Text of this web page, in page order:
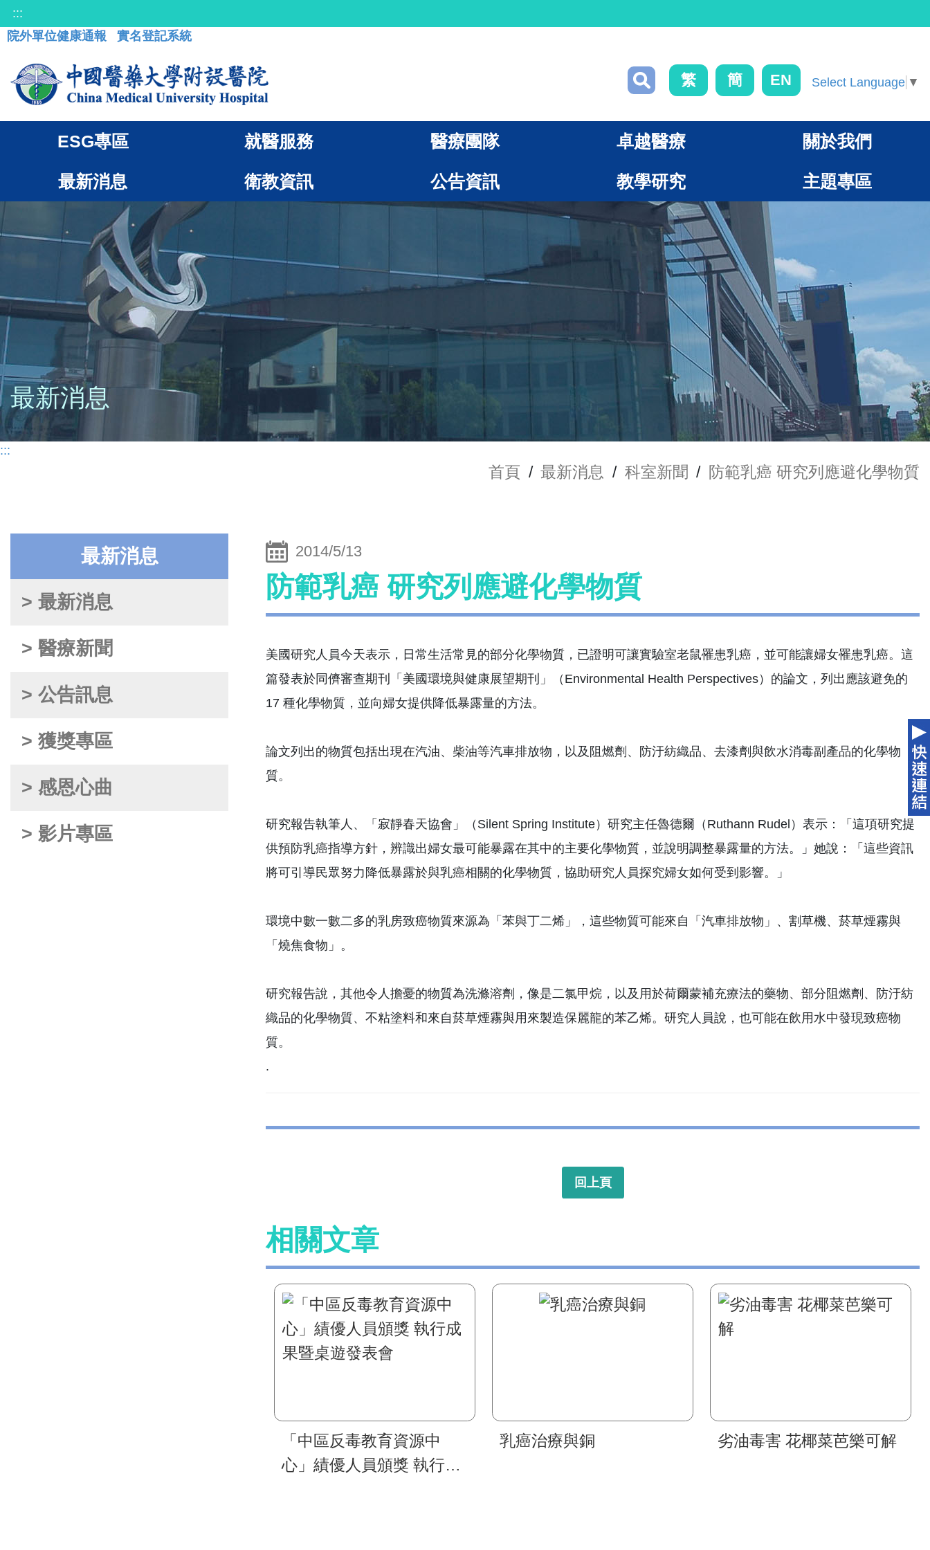
:::
院外單位健康通報
實名登記系統
繁 簡 EN Select Language ▼
ESG專區 就醫服務 醫療團隊 卓越醫療 關於我們
最新消息 衛教資訊 公告資訊 教學研究 主題專區
最新消息
:::
首頁 / 最新消息 / 科室新聞 / 防範乳癌 研究列應避化學物質
最新消息
> 最新消息
> 醫療新聞
> 公告訊息
> 獲獎專區
> 感恩心曲
> 影片專區
2014/5/13
防範乳癌 研究列應避化學物質
美國研究人員今天表示，日常生活常見的部分化學物質，已證明可讓實驗室老鼠罹患乳癌，並可能讓婦女罹患乳癌。這
篇發表於同儕審查期刊「美國環境與健康展望期刊」（Environmental Health Perspectives）的論文，列出應該避免的
17 種化學物質，並向婦女提供降低暴露量的方法。
論文列出的物質包括出現在汽油、柴油等汽車排放物，以及阻燃劑、防汙紡織品、去漆劑與飲水消毒副產品的化學物
質。
研究報告執筆人、「寂靜春天協會」（Silent Spring Institute）研究主任魯德爾（Ruthann Rudel）表示：「這項研究提
供預防乳癌指導方針，辨識出婦女最可能暴露在其中的主要化學物質，並說明調整暴露量的方法。」她說：「這些資訊
將可引導民眾努力降低暴露於與乳癌相關的化學物質，協助研究人員探究婦女如何受到影響。」
環境中數一數二多的乳房致癌物質來源為「苯與丁二烯」，這些物質可能來自「汽車排放物」、割草機、菸草煙霧與
「燒焦食物」。
研究報告說，其他令人擔憂的物質為洗滌溶劑，像是二氯甲烷，以及用於荷爾蒙補充療法的藥物、部分阻燃劑、防汙紡
織品的化學物質、不粘塗料和來自菸草煙霧與用來製造保麗龍的苯乙烯。研究人員說，也可能在飲用水中發現致癌物
質。
.
回上頁
相關文章
「中區反毒教育資源中
心」績優人員頒獎 執行成
乳癌治療與銅 劣油毒害 花椰菜芭樂可解